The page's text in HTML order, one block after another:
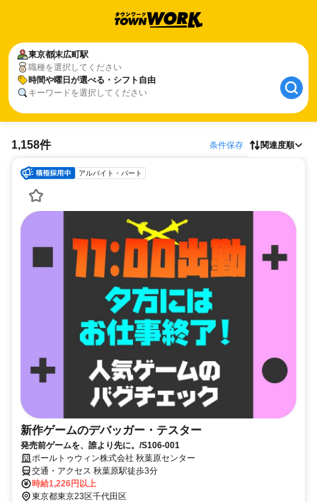
東京都末広町駅
職種を選択してください
時間や曜日が選べる・シフト自由
キーワードを選択してください
1,158件 条件保存 関連度順
アルバイト・パート
新作ゲームのデバッガー・テスター
発売前ゲームを、誰より先に。/S106-001
ポールトゥウィン株式会社 秋葉原センター
交通・アクセス 秋葉原駅徒歩3分
時給1,226円以上
東京都東京23区千代田区